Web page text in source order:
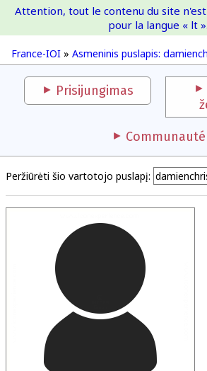
France-
France-IOI » Asmeninis puslapis:
Attention, tout le contenu du site
pour la langue « lt ».
Prisijungimas
Communauté
Peržiūrėti šio vartotojo puslapį: